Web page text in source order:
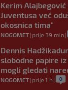
Kerim
Juventusa već
okosnica tima"
NOGOMET| prije 39 min |
Dennis
slobodne papire
mogli gledati
NOGOMET| prije 1 h | 0